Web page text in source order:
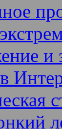
и